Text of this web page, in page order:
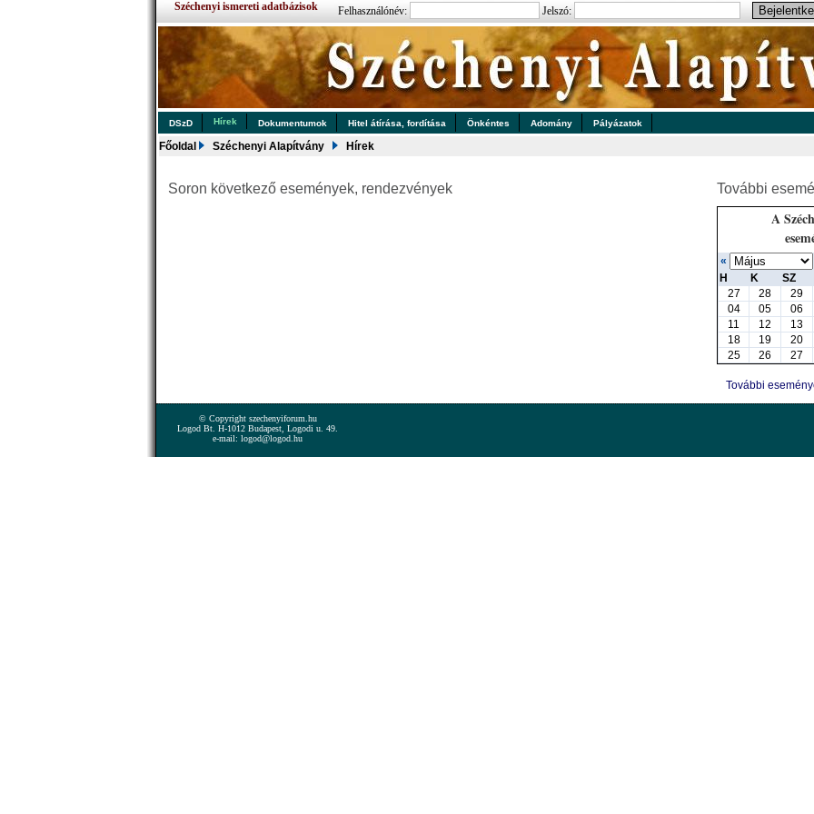
Széchenyi ismereti adatbázisok Felhasználónév: Jelszó:
DSzD Hírek Dokumentumok Hitel átírása, fordítása Önkéntes Adomány Pályázatok
Főoldal Széchenyi Alapítvány Hírek
Soron következő események, rendezvények További
A
«
H
K SZ
27
28 29
04
05 06
11
12 13
18
19 20
25
26 27
További
© Copyright szechenyiforum.hu
Logod Bt. H-1012 Budapest, Logodi u. 49.
e-mail: logod@logod.hu